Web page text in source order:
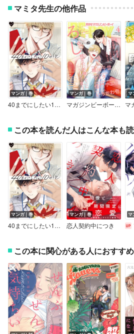
マミタ先生の他作品
マンガ｜巻
40までにしたい10のこと【電子特別版】
マンガ｜巻
マガジンビーボーイ 2026年4月号
マ
この本を読んだ人はこんな本も
マンガ｜巻
40までにしたい10のこと【電子特別版】
マンガ｜巻
恋人契約中につき
マ
この本に関心がある人におすす